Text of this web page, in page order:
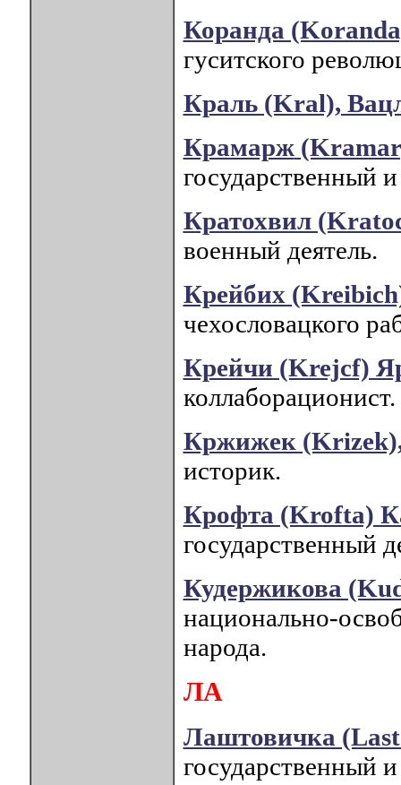
Коранда
гуситского
Краль (Kral),
Крамарж
государственный
Кратохвил
военный деятель.
Крейбих
чехословацкого
Крейчи (Krejcf)
коллаборационист.
Кржижек
историк.
Крофта (Krofta)
государственный
Кудержикова
национально-
народа.
ЛА
Лаштовичка
государственный